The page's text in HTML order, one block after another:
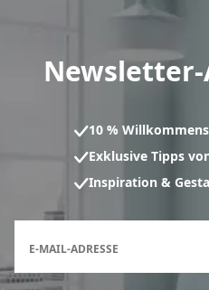
10 %
Exklusive Tipps
Inspiration &
E-MAIL-ADRESSE